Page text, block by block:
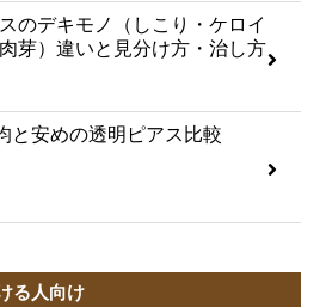
のデキモノ（しこり・ケロイ
肉芽）違いと見分け方・治し方
と安めの透明ピアス比較
る人向け